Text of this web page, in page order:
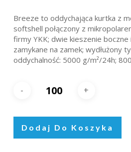
Breeze to oddychająca kurtka z
softshell połączony z
firmy YKK; dwie kieszenie
zamykane na zamek; wydłużony
oddychalność: 5000 g/m²/24h;
Dodaj Do Koszyka